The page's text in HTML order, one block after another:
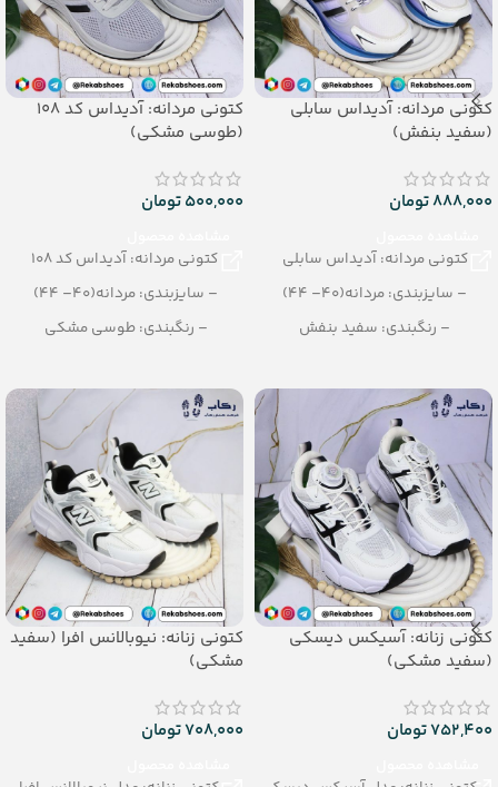
کتونی مردانه: آدیداس سابلی
(سفید بنفش)
888,000تومان
کتونی مردانه: آدیداس سابلی
– سایزبندی: مردانه(40– 44)
– رنگبندی: سفید بنفش
کتونی مردانه: آدیداس کد 108
(طوسی مشکی)
500,000تومان
کتونی مردانه: آدیداس کد 108
– سایزبندی: مردانه(40– 44)
– رنگبندی: طوسی مشکی
کتونی زنانه: آسیکس دیسکی
(سفید مشکی)
752,400تومان
کتونی زنانه: نیوبالانس افرا (سفید
مشکی)
708,000تومان